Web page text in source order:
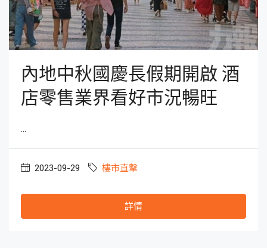
內地中秋國慶長假期開啟 酒
店零售業界看好市況暢旺
...
2023-09-29 樓市直撃
詳情